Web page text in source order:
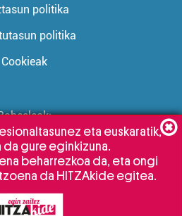
politika
politika
Cookieak
eta euskaratik,
gure eginkizuna.
beharrezkoa da, eta ongi
da HITZAkide egitea.